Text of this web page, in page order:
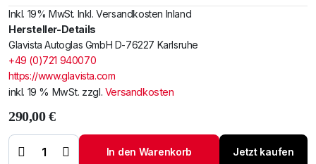
Inkl. 19% MwSt. Inkl. Versandkosten Inland
Hersteller-Details
Glavista Autoglas GmbH D-76227 Karlsruhe
+49 (0)721 940070
https://www.glavista.com
inkl. 19 % MwSt. zzgl. Versandkosten
290,00€
/ Frontscheibe
Merc. W212 10-
In den Warenkorb Jetzt kaufen